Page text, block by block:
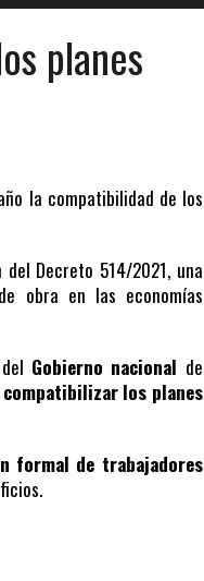
planes
la compatibilidad de los
Decreto 514/2021, una
obra en las economías
Gobierno nacional de
compatibilizar los planes
formal de trabajadores